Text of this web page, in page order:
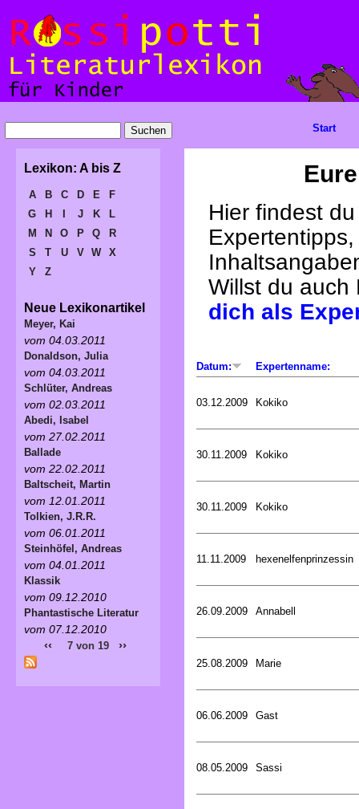
Hier findest
Willst du
dich als
Datum: Expertenname:
03.12.2009 Kokiko
30.11.2009 Kokiko
30.11.2009 Kokiko
11.11.2009 hexenelfenprinzessin
26.09.2009 Annabell
25.08.2009 Marie
06.06.2009 Gast
08.05.2009 Sassi
Start
Lexikon: A bis Z
A B C D E
F
G
H J K
L
M
N O P Q
R
S
T U V W
X
Y
Z
Neue Lexikonartikel
Meyer, Kai
vom 04.03.2011
Donaldson, Julia
vom 04.03.2011
Schlüter, Andreas
vom 02.03.2011
Abedi, Isabel
vom 27.02.2011
Ballade
vom 22.02.2011
Baltscheit, Martin
vom 12.01.2011
Tolkien, J.R.R.
vom 06.01.2011
Steinhöfel, Andreas
vom 04.01.2011
Klassik
vom 09.12.2010
Phantastische Literatur
vom 07.12.2010
‹‹ 7 von 19 ››